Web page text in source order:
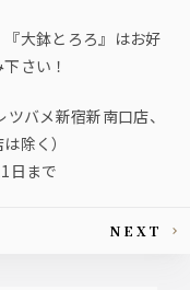
大鉢とろろ』はお好
さい！
バメ新宿新南口店、
除く）
日まで
NEXT